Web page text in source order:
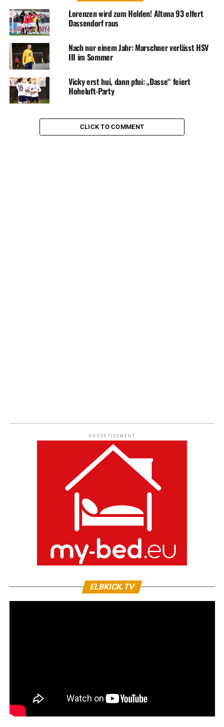
Lorenzen wird zum Helden! Altona 93 elfert
Dassendorf raus
Nach nur einem Jahr: Marschner verlässt HSV
III im Sommer
Vicky erst hui, dann pfui: „Dasse“ feiert
Hoheluft-Party
CLICK TO COMMENT
ADVERTISEMENT
ELBKICK.TV